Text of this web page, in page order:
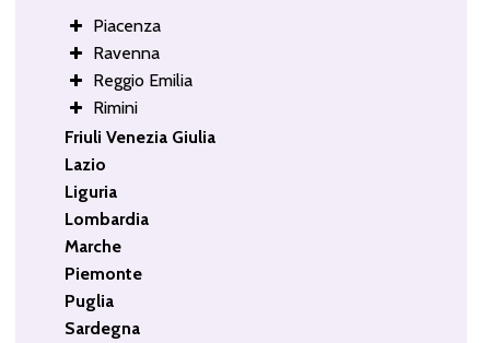
Piacenza
Ravenna
Reggio Emilia
Rimini
Friuli Venezia Giulia
Lazio
Liguria
Lombardia
Marche
Piemonte
Puglia
Sardegna